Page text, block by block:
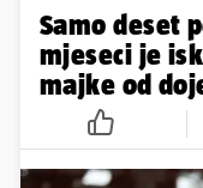
Samo deset
mjeseci je
majke od